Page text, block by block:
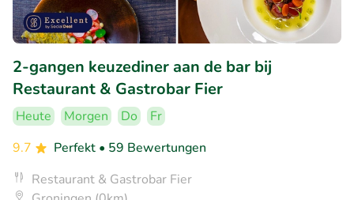
2-gangen keuzediner aan de bar bij
Restaurant & Gastrobar Fier
Heute Morgen Do
Fr
9.7
Perfekt • 59 Bewertungen
Restaurant & Gastrobar Fier